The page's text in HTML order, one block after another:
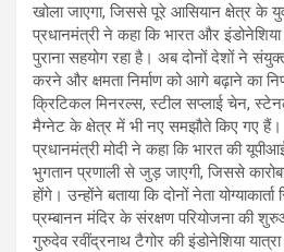
खोला जाएगा, जिससे पूरे आसियान क्षेत्र के
प्रधानमंत्री ने कहा कि भारत और
पुराना सहयोग रहा है। अब दोनों देशों ने
करने और क्षमता निर्माण को आगे बढ़ाने का
क्रिटिकल मिनरल्स, स्टील सप्लाई चेन,
मैग्नेट के क्षेत्र में भी नए समझौते किए गए हैं।
प्रधानमंत्री मोदी ने कहा कि भारत की
भुगतान प्रणाली से जुड़ जाएगी, जिससे
होंगे। उन्होंने बताया कि दोनों नेता
प्रम्बानन मंदिर के संरक्षण परियोजना की
गुरुदेव रवींद्रनाथ टैगोर की इंडोनेशिया